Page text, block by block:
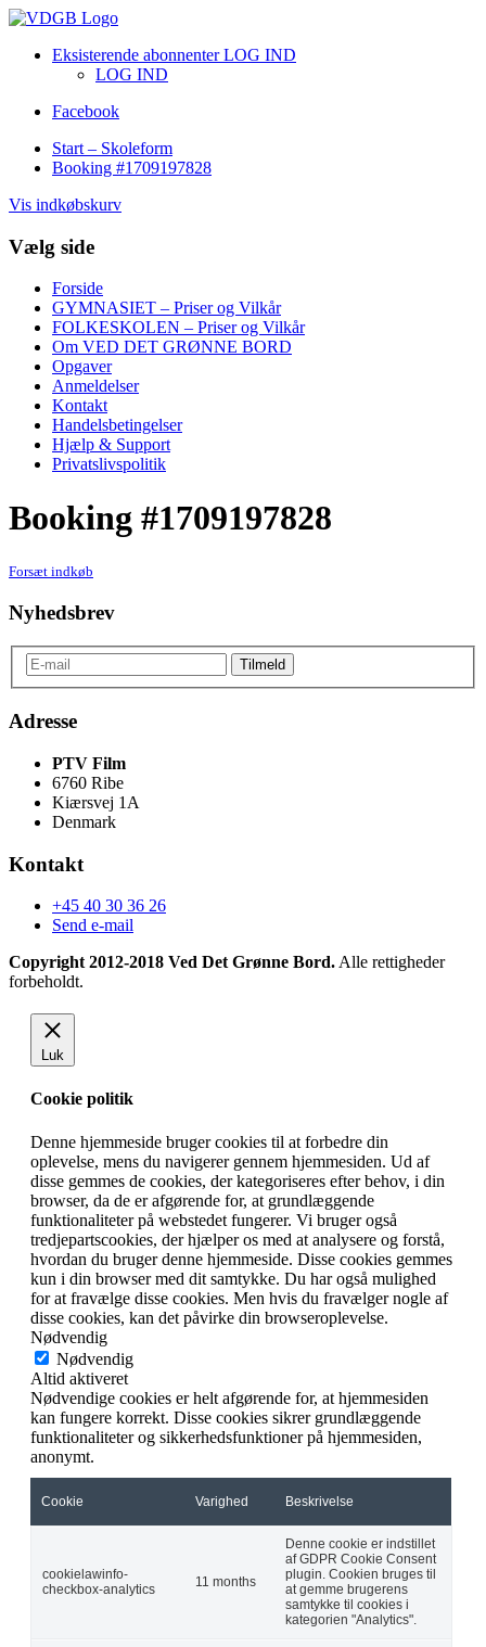
Eksisterende abonnenter LOG IND
LOG IND
Facebook
Start – Skoleform
Booking #1709197828
Vis indkøbskurv
Vælg side
Forside
GYMNASIET – Priser og Vilkår
FOLKESKOLEN – Priser og Vilkår
Om VED DET GRØNNE BORD
Opgaver
Anmeldelser
Kontakt
Handelsbetingelser
Hjælp & Support
Privatslivspolitik
Booking #1709197828
Forsæt indkøb
Nyhedsbrev
Adresse
PTV Film
6760 Ribe
Kiærsvej 1A
Denmark
Kontakt
+45 40 30 36 26
Send e-mail
Copyright 2012-2018 Ved Det Grønne Bord. Alle rettigheder
forbeholdt.
Luk
Cookie politik
Denne hjemmeside bruger cookies til at forbedre din
oplevelse, mens du navigerer gennem hjemmesiden. Ud af
disse gemmes de cookies, der kategoriseres efter behov, i din
browser, da de er afgørende for, at grundlæggende
funktionaliteter på webstedet fungerer. Vi bruger også
tredjepartscookies, der hjælper os med at analysere og forstå,
hvordan du bruger denne hjemmeside. Disse cookies gemmes
kun i din browser med dit samtykke. Du har også mulighed
for at fravælge disse cookies. Men hvis du fravælger nogle af
disse cookies, kan det påvirke din browseroplevelse.
Nødvendig
Nødvendig
Altid aktiveret
Nødvendige cookies er helt afgørende for, at hjemmesiden
kan fungere korrekt. Disse cookies sikrer grundlæggende
funktionaliteter og sikkerhedsfunktioner på hjemmesiden,
anonymt.
Cookie Varighed Beskrivelse
cookielawinfo-
checkbox-analytics
11 months
Denne cookie er indstillet
af GDPR Cookie Consent
plugin. Cookien bruges til
at gemme brugerens
samtykke til cookies i
kategorien "Analytics".